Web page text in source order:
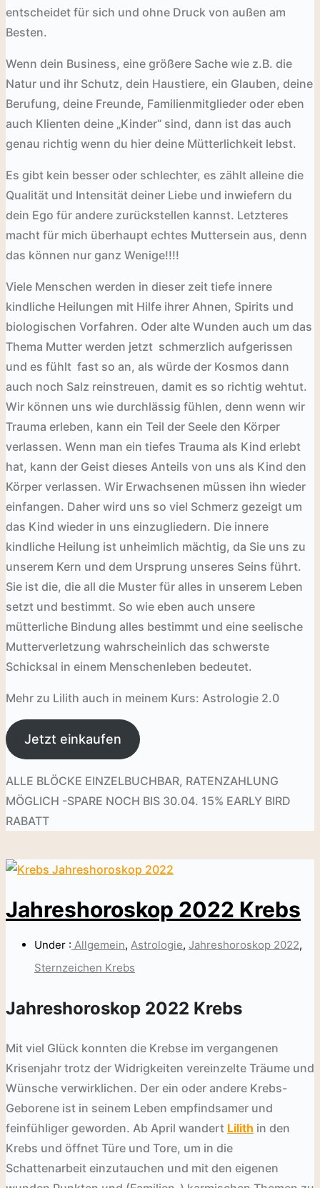
entscheidet für sich und ohne Druck von außen am
Besten.
Wenn dein Business, eine größere Sache wie z.B. die
Natur und ihr Schutz, dein Haustiere, ein Glauben, deine
Berufung, deine Freunde, Familienmitglieder oder eben
auch Klienten deine „Kinder“ sind, dann ist das auch
genau richtig wenn du hier deine Mütterlichkeit lebst.
Es gibt kein besser oder schlechter, es zählt alleine die
Qualität und Intensität deiner Liebe und inwiefern du
dein Ego für andere zurückstellen kannst. Letzteres
macht für mich überhaupt echtes Muttersein aus, denn
das können nur ganz Wenige!!!!
Viele Menschen werden in dieser zeit tiefe innere
kindliche Heilungen mit Hilfe ihrer Ahnen, Spirits und
biologischen Vorfahren. Oder alte Wunden auch um das
Thema Mutter werden jetzt schmerzlich aufgerissen
und es fühlt fast so an, als würde der Kosmos dann
auch noch Salz reinstreuen, damit es so richtig wehtut.
Wir können uns wie durchlässig fühlen, denn wenn wir
Trauma erleben, kann ein Teil der Seele den Körper
verlassen. Wenn man ein tiefes Trauma als Kind erlebt
hat, kann der Geist dieses Anteils von uns als Kind den
Körper verlassen. Wir Erwachsenen müssen ihn wieder
einfangen. Daher wird uns so viel Schmerz gezeigt um
das Kind wieder in uns einzugliedern. Die innere
kindliche Heilung ist unheimlich mächtig, da Sie uns zu
unserem Kern und dem Ursprung unseres Seins führt.
Sie ist die, die all die Muster für alles in unserem Leben
setzt und bestimmt. So wie eben auch unsere
mütterliche Bindung alles bestimmt und eine seelische
Mutterverletzung wahrscheinlich das schwerste
Schicksal in einem Menschenleben bedeutet.
Mehr zu Lilith auch in meinem Kurs: Astrologie 2.0
Jetzt einkaufen
ALLE BLÖCKE EINZELBUCHBAR, RATENZAHLUNG
MÖGLICH -SPARE NOCH BIS 30.04. 15% EARLY BIRD
RABATT
Jahreshoroskop 2022 Krebs
Under : Allgemein, Astrologie, Jahreshoroskop 2022,
Sternzeichen Krebs
Jahreshoroskop 2022 Krebs
Mit viel Glück konnten die Krebse im vergangenen
Krisenjahr trotz der Widrigkeiten vereinzelte Träume und
Wünsche verwirklichen. Der ein oder andere Krebs-
Geborene ist in seinem Leben empfindsamer und
feinfühliger geworden. Ab April wandert Lilith in den
Krebs und öffnet Türe und Tore, um in die
Schattenarbeit einzutauchen und mit den eigenen